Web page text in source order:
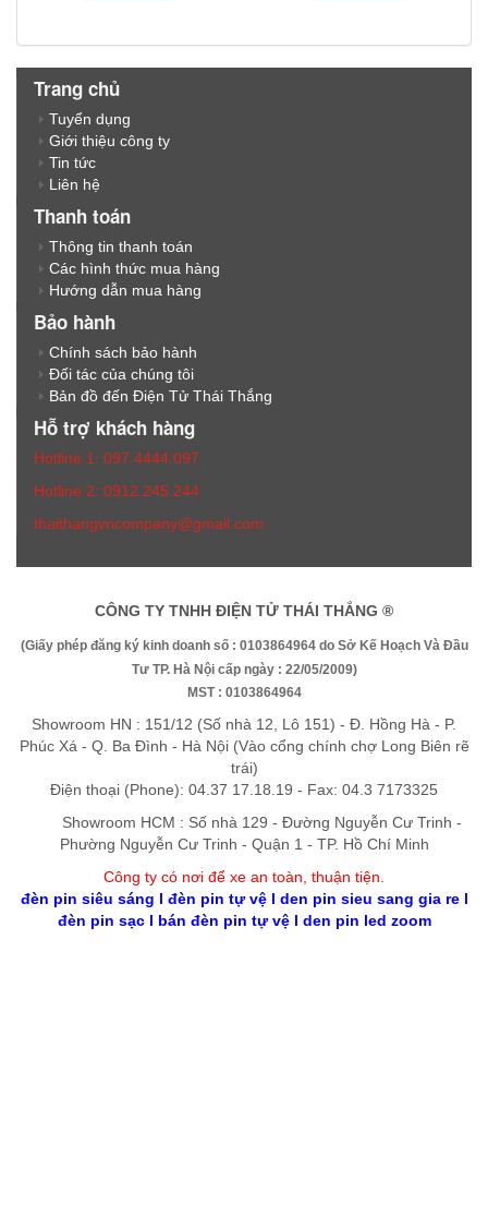
Trang chủ
Tuyển dụng
Giới thiệu công ty
Tin tức
Liên hệ
Thanh toán
Thông tin thanh toán
Các hình thức mua hàng
Hướng dẫn mua hàng
Bảo hành
Chính sách bảo hành
Đối tác của chúng tôi
Bản đồ đến Điện Tử Thái Thắng
Hỗ trợ khách hàng
Hotline 1: 097.4444.097
Hotline 2: 0912.245.244
thaithangvncompany@gmail.com
CÔNG TY TNHH ĐIỆN TỬ THÁI THẮNG ®
(Giấy phép đăng ký kinh doanh số : 0103864964 do Sở Kế Hoạch Và Đầu
Tư TP. Hà Nội cấp ngày : 22/05/2009)
MST : 0103864964
Showroom HN : 151/12 (Số nhà 12, Lô 151) - Đ. Hồng Hà - P.
Phúc Xá - Q. Ba Đình - Hà Nội (Vào cổng chính chợ Long Biên rẽ
trái)
Điện thoại (Phone): 04.37 17.18.19 - Fax: 04.3 7173325
Showroom HCM : Số nhà 129 - Đường Nguyễn Cư Trinh -
Phường Nguyễn Cư Trinh - Quận 1 - TP. Hồ Chí Minh
Công ty có nơi để xe an toàn, thuận tiện
đèn pin siêu sáng l đèn pin tự vệl den pin sieu sang gia rel
đèn pin sạcl bán đèn pin tự vệl den pin led zoom